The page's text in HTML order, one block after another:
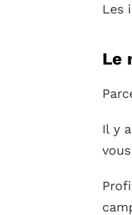
Les
Le
Il y